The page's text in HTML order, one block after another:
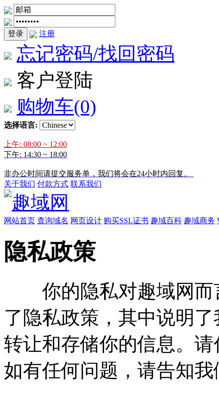
登录 注册
忘记密码/找回密码
客户登陆
购物车(0)
选择语言:
上午: 08:00 ~ 12:00
下午: 14:30 ~ 18:00
非办公时间请提交服务单，我们将会在24小时内回复。
关于我们 付款方式 联系我们
网站首页 查询域名 网页设计 购买SSL证书 趣域百科 趣域商务
隐私政策
你的隐私对趣域网而
了隐私政策，其中说明
转让和存储你的信息。
如有任何问题，请告知我